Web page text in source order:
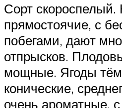
Сорт скороспелый.
прямостоячие, с
побегами, дают
отпрысков.
мощные. Ягоды
конические,
очень ароматные,